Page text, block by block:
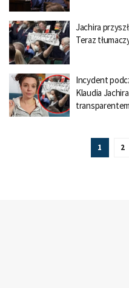
Jachira
Teraz
Incydent
Klaudia
1 2